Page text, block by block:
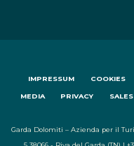
IMPRESSUM COOKIES
MEDIA PRIVACY SALES
Garda Dolomiti – Azienda per il